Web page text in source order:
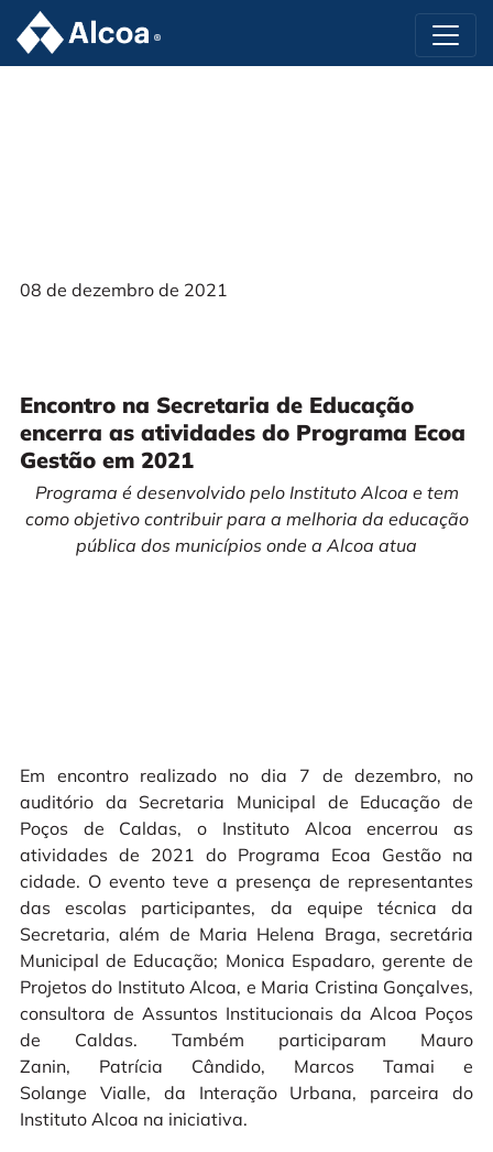
08 de dezembro de 2021
Encontro na Secretaria de Educação
encerra as atividades do Programa Ecoa
Gestão em 2021
Programa é desenvolvido pelo Instituto Alcoa e tem
como objetivo contribuir para a melhoria da educação
pública dos municípios onde a Alcoa atua
Em encontro realizado no dia 7 de dezembro, no
auditório da Secretaria Municipal de Educação de
Poços de Caldas, o Instituto Alcoa encerrou as
atividades de 2021 do Programa Ecoa Gestão na
cidade. O evento teve a presença de representantes
das escolas participantes, da equipe técnica da
Secretaria, além de Maria Helena Braga, secretária
Municipal de Educação; Monica Espadaro, gerente de
Projetos do Instituto Alcoa, e Maria Cristina Gonçalves,
consultora de Assuntos Institucionais da Alcoa Poços
de Caldas. Também participaram Mauro
Zanin, Patrícia Cândido, Marcos Tamai e
Solange Vialle, da Interação Urbana, parceira do
Instituto Alcoa na iniciativa.